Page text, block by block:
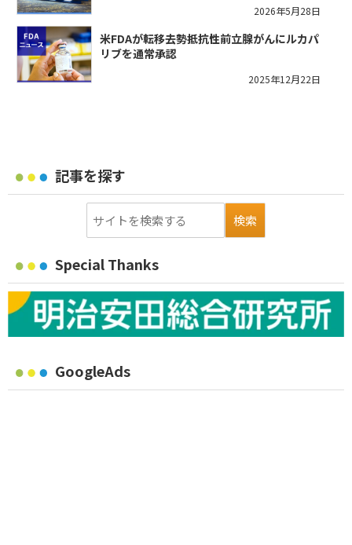
2026年5月28日
米FDAが転移去勢抵抗性前立腺がんにルカパ
リブを通常承認
2025年12月22日
記事を探す
Special Thanks
GoogleAds